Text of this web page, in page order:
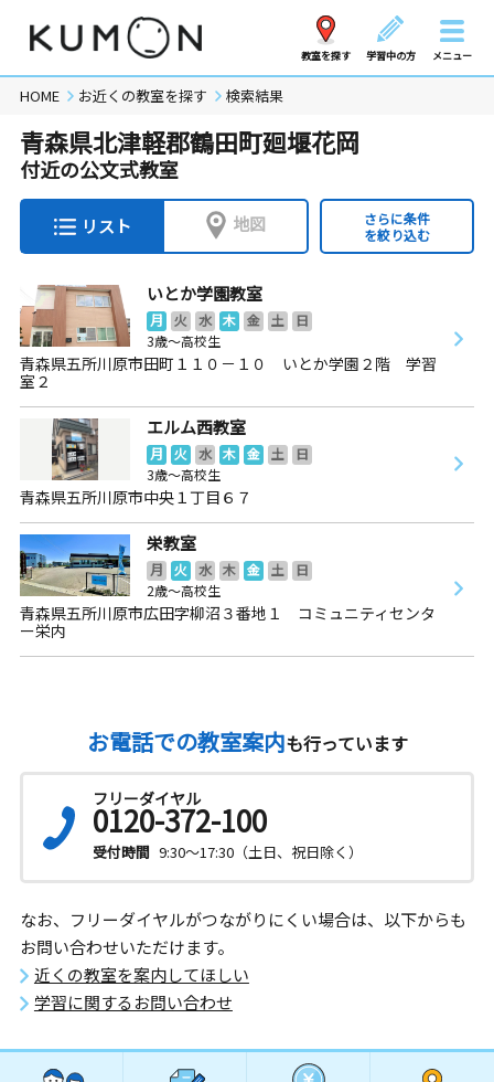
教室を探す 学習中の方 メニュー
HOME お近くの教室を探す 検索結果
青森県北津軽郡鶴田町廻堰花岡
付近の公文式教室
リスト 地図
さらに条件
を絞り込む
いとか学園教室
月 火 水 木 金 土
日
3歳～高校生
青森県五所川原市田町１１０－１０ いとか学園２階 学習
室２
エルム西教室
月 火 水 木 金 土
日
3歳～高校生
青森県五所川原市中央１丁目６７
栄教室
月 火 水 木 金 土
日
2歳～高校生
青森県五所川原市広田字柳沼３番地１ コミュニティセンタ
ー栄内
お電話での教室案内も行っています
フリーダイヤル
0120-372-100
受付時間 9:30～17:30（土日、祝日除く）
なお、フリーダイヤルがつながりにくい場合は、以下からも
お問い合わせいただけます。
近くの教室を案内してほしい
学習に関するお問い合わせ